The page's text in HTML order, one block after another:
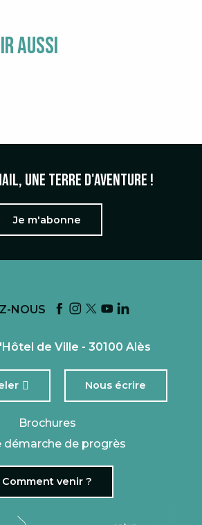
aussi
une terre d'aventure !
Je m'abonne
NOUS
de Ville - 30100 Alès
Nous écrire
Brochures
démarche de progrès
Comment venir ?